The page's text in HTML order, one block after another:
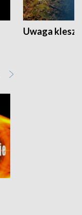
Uwaga